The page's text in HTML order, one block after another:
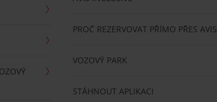
PROČ REZERVOVAT PŘÍMO PŘES AVIS
VOZOVÝ PARK
STÁHNOUT APLIKACI